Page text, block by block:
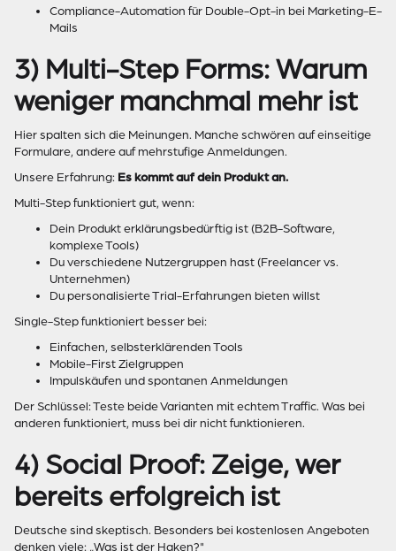
Compliance-Automation für Double-Opt-in bei Marketing-E-
Mails
3) Multi-Step Forms: Warum
weniger manchmal mehr ist
Hier spalten sich die Meinungen. Manche schwören auf einseitige
Formulare, andere auf mehrstufige Anmeldungen.
Unsere Erfahrung: Es kommt auf dein Produkt an.
Multi-Step funktioniert gut, wenn:
Dein Produkt erklärungsbedürftig ist (B2B-Software,
komplexe Tools)
Du verschiedene Nutzergruppen hast (Freelancer vs.
Unternehmen)
Du personalisierte Trial-Erfahrungen bieten willst
Single-Step funktioniert besser bei:
Einfachen, selbsterklärenden Tools
Mobile-First Zielgruppen
Impulskäufen und spontanen Anmeldungen
Der Schlüssel: Teste beide Varianten mit echtem Traffic. Was bei
anderen funktioniert, muss bei dir nicht funktionieren.
4) Social Proof: Zeige, wer
bereits erfolgreich ist
Deutsche sind skeptisch. Besonders bei kostenlosen Angeboten
denken viele: „Was ist der Haken?"